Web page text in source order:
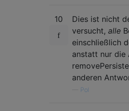
10
Dies ist nicht
versucht, alle
einschließlich
anstatt nur die
anderen
Pol